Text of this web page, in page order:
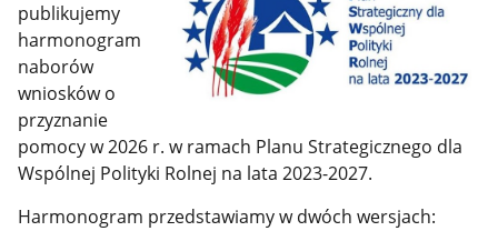
publikujemy
harmonogram
naborów
wniosków o
przyznanie
pomocy w 2026 r. w ramach Planu Strategicznego dla
Wspólnej Polityki Rolnej na lata 2023-2027.
Harmonogram przedstawiamy w dwóch wersjach: